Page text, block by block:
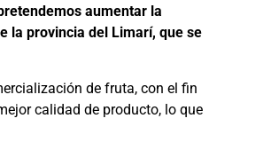
aumentar la
la provincia del Limarí, que se
de fruta, con el fin
calidad de producto, lo que